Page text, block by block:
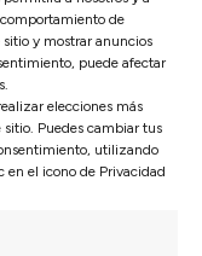
comportamiento de
y mostrar anuncios
puede afectar
elecciones más
sitio. Puedes cambiar tus
utilizando
en el icono de Privacidad
en toda la
del núcleo,
ni deforme
como la
superior del
y la
la que marca la